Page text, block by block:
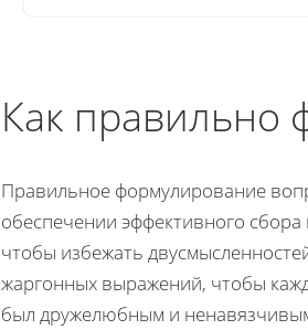
Как правильно
Правильное формулирование
обеспечении эффективного
чтобы избежать
жаргонных выражений, чтобы
был дружелюбным и